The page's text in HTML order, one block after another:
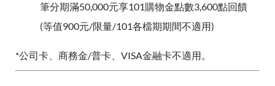
筆分期滿50,000元享101購物金點數3,600點回饋
(等值900元/限量/101各檔期期間不適用)
*公司卡、商務金/普卡、VISA金融卡不適用。